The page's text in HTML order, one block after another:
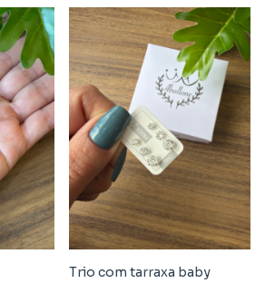
Trio com tarraxa baby